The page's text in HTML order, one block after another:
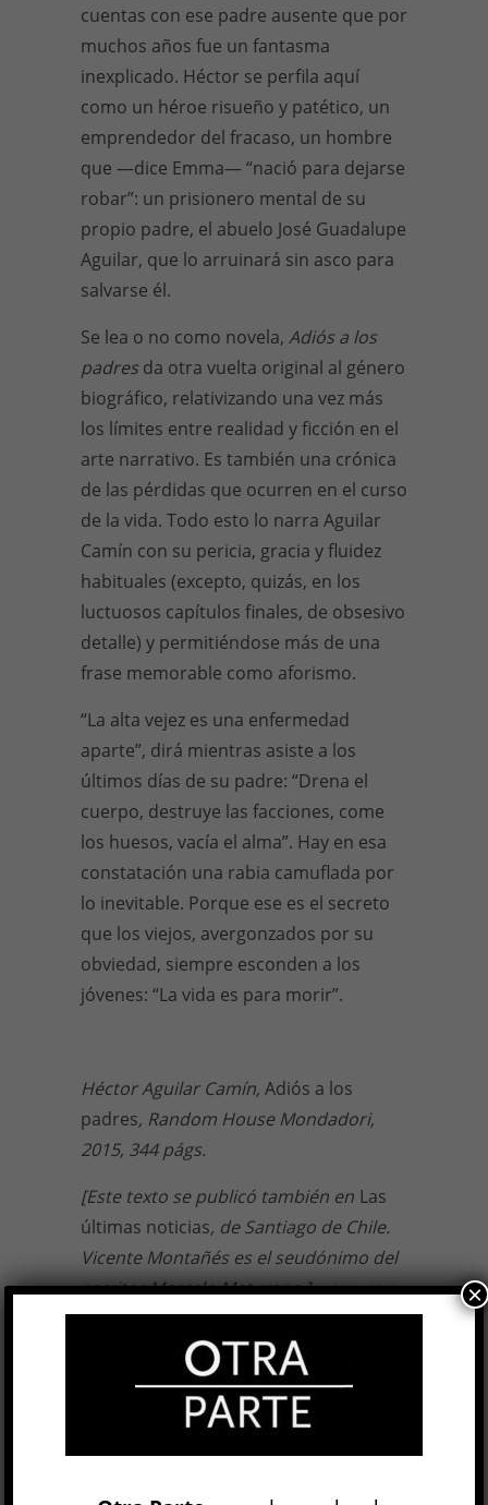
cuentas con ese padre ausente que por
muchos años fue un fantasma
inexplicado. Héctor se perfila aquí
como un héroe risueño y patético, un
emprendedor del fracaso, un hombre
que —dice Emma— “nació para dejarse
robar”: un prisionero mental de su
propio padre, el abuelo José Guadalupe
Aguilar, que lo arruinará sin asco para
salvarse él.
Se lea o no como novela, Adiós a los
padres da otra vuelta original al género
biográfico, relativizando una vez más
los límites entre realidad y ficción en el
arte narrativo. Es también una crónica
de las pérdidas que ocurren en el curso
de la vida. Todo esto lo narra Aguilar
Camín con su pericia, gracia y fluidez
habituales (excepto, quizás, en los
luctuosos capítulos finales, de obsesivo
detalle) y permitiéndose más de una
frase memorable como aforismo.
“La alta vejez es una enfermedad
aparte”, dirá mientras asiste a los
últimos días de su padre: “Drena el
cuerpo, destruye las facciones, come
los huesos, vacía el alma”. Hay en esa
constatación una rabia camuflada por
lo inevitable. Porque ese es el secreto
que los viejos, avergonzados por su
obviedad, siempre esconden a los
jóvenes: “La vida es para morir”.
Héctor Aguilar Camín, Adiós a los
padres, Random House Mondadori,
2015, 344 págs.
[Este texto se publicó también en Las
últimas noticias, de Santiago de Chile.
Vicente Montañés es el seudónimo del
escritor Marcelo Maturana.]
Facebook 0 Twitter
0 Email 0
2 JUL, 2015 ×